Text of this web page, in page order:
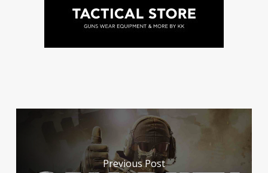
Previous Post